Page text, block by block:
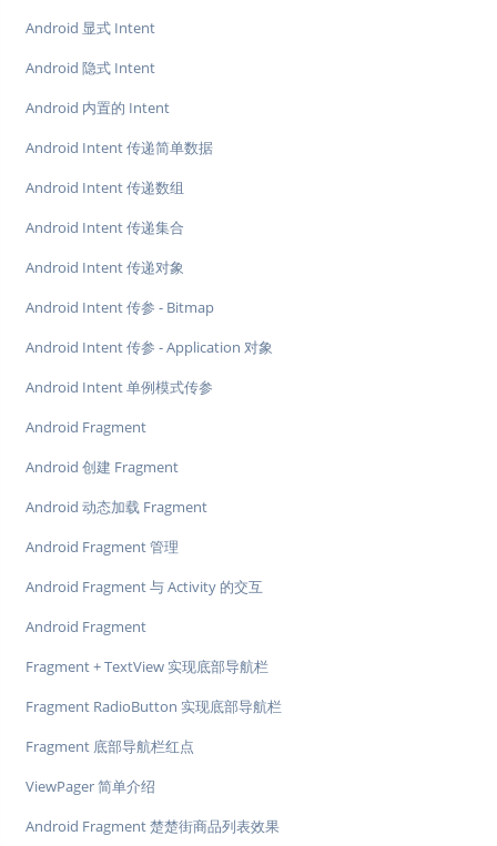
Android 显式 Intent
Android 隐式 Intent
Android 内置的 Intent
Android Intent 传递简单数据
Android Intent 传递数组
Android Intent 传递集合
Android Intent 传递对象
Android Intent 传参 - Bitmap
Android Intent 传参 - Application 对象
Android Intent 单例模式传参
Android Fragment
Android 创建 Fragment
Android 动态加载 Fragment
Android Fragment 管理
Android Fragment 与 Activity 的交互
Android Fragment
Fragment + TextView 实现底部导航栏
Fragment RadioButton 实现底部导航栏
Fragment 底部导航栏红点
ViewPager 简单介绍
Android Fragment 楚楚街商品列表效果